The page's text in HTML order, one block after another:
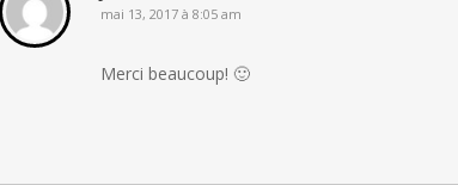
mai 13, 2017 à 8:05 am
Merci beaucoup! 🙂